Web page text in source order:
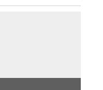
Sacchelli na 1ª